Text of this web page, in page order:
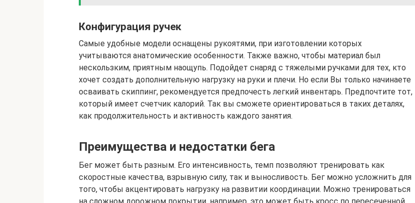
Конфигурация ручек
Самые удобные модели оснащены рукоятями, при изготовлении которых
учитываются анатомические особенности. Также важно, чтобы материал был
нескользким, приятным наощупь. Подойдет снаряд с тяжелыми ручками для тех, кто
хочет создать дополнительную нагрузку на руки и плечи. Но если Вы только начинаете
осваивать скиппинг, рекомендуется предпочесть легкий инвентарь. Предпочтите тот,
который имеет счетчик калорий. Так вы сможете ориентироваться в таких деталях,
как продолжительность и активность каждого занятия.
Преимущества и недостатки бега
Бег может быть разным. Его интенсивность, темп позволяют тренировать как
скоростные качества, взрывную силу, так и выносливость. Бег можно усложнить для
того, чтобы акцентировать нагрузку на развитии координации. Можно тренироваться
на сложном дорожном покрытии, например, это может быть кросс по пересеченной